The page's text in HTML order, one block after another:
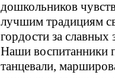
дошкольников
лучшим традициям
гордости за славных
Наши воспитанники
танцевали,